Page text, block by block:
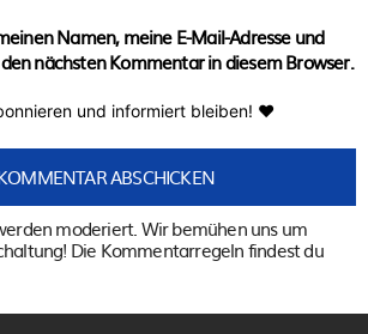
Namen, meine E-Mail-Adresse und
nächsten Kommentar in diesem Browser.
und informiert bleiben! ♥
moderiert. Wir bemühen uns um
Die Kommentarregeln findest du